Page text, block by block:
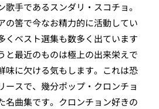
歌手であるスンダリ・スコチョ。
の筈で今なお精力的に活動してい
くベスト選集も数多く出ています
と最近のものは極上の出来栄えで
味に欠ける気もします。これは恐
ースで、幾分ポップ・クロンチョ
名曲集です。クロンチョン好きの